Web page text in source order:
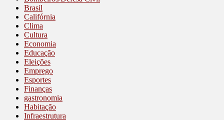
Brasil
Califórnia
Clima
Cultura
Economia
Educação
Eleições
Emprego
Esportes
Finanças
gastronomia
Habitação
Infraestrutura